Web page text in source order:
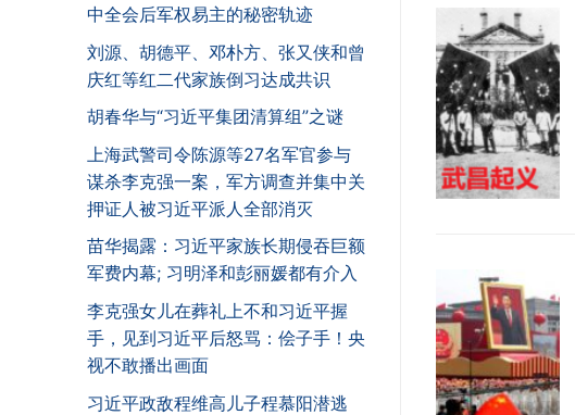
中全会后军权易主的秘密轨迹
刘源、胡德平、邓朴方、张又侠和曾
庆红等红二代家族倒习达成共识
胡春华与“习近平集团清算组”之谜
上海武警司令陈源等27名军官参与
谋杀李克强一案，军方调查并集中关
押证人被习近平派人全部消灭
苗华揭露：习近平家族长期侵吞巨额
军费内幕; 习明泽和彭丽媛都有介入
李克强女儿在葬礼上不和习近平握
手，见到习近平后怒骂：侩子手！央
视不敢播出画面
习近平政敌程维高儿子程慕阳潜逃